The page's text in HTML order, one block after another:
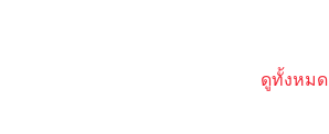
ดูทั้งหมด